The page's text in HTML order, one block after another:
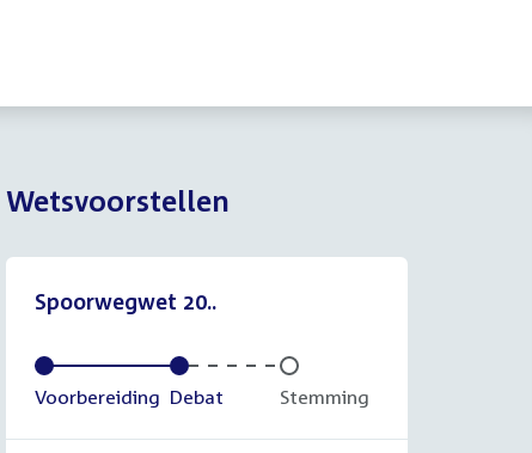
Wetsvoorstellen
Spoorwegwet 20..
Voltooid:
Voorbereiding Voltooid:
Debat Onvoltooid:
Stemming